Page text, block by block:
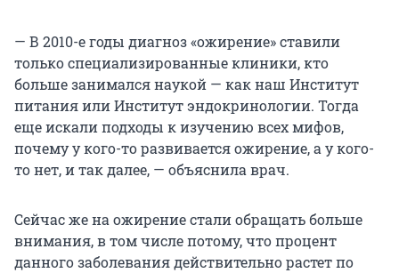
— В 2010-е годы диагноз «ожирение» ставили
только специализированные клиники, кто
больше занимался наукой — как наш Институт
питания или Институт эндокринологии. Тогда
еще искали подходы к изучению всех мифов,
почему у кого-то развивается ожирение, а у кого-
то нет, и так далее, — объяснила врач.
Сейчас же на ожирение стали обращать больше
внимания, в том числе потому, что процент
данного заболевания действительно растет по